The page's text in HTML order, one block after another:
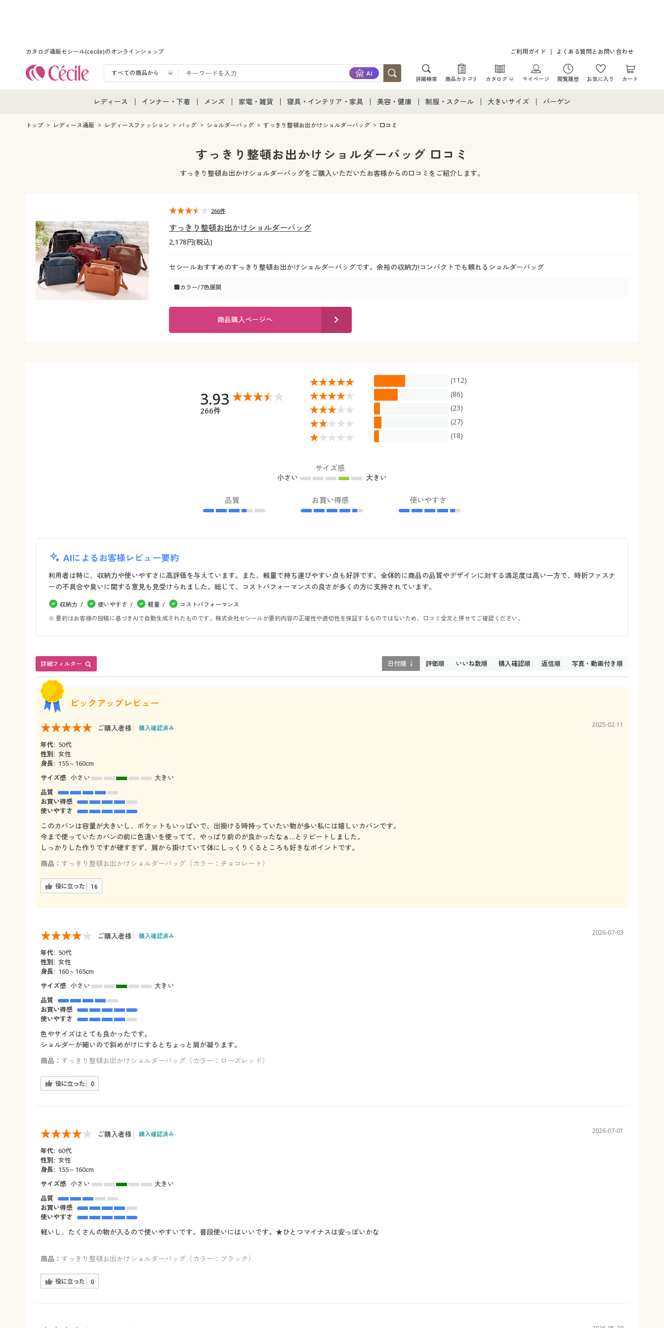
カタログ通販セシール(cecile)のオンラインショップ ご利用ガイド よくある質問とお問い合わせ
詳細検索 商品カテゴリ カタログ
カタログ・チラシからのご注文
マイページ 閲覧履歴 お気に入り カート
レディース
レディース通販すべて
インナー・下着
インナー・下着通販すべて
メンズ
メンズ通販すべて
メンズファッション
メンズ下着
家電・雑貨
家電・雑貨すべて
家電
キッチン・雑貨・日用品
寝具・インテリア・家具
寝具・インテリア・家具通販すべて
家具・収納
寝具・ベッド
美容・健康
美容・健康通販すべて
美容・健康・サプリメント
制服・スクール
制服・学生服
ジュニア・ティーンズ下着
大きいサイズ バーゲン
トップ レディース通販 レディースファッション バッグ ショルダーバッグ すっきり整頓お出かけショルダーバッグ 口コミ
すっきり整頓お出かけショルダーバッグ 口コミ
すっきり整頓お出かけショルダーバッグをご購入いただいたお客様からの口コミをご紹介します。
すっきり整頓お出かけショルダーバッグ
2,178円(税込)
セシールおすすめのすっきり整頓お出かけショルダーバッグです。余裕の収納力!コンパクトでも頼れるショルダーバッグ
■カラー/7色展開
266件
商品購入ページへ
3.93
266件
(112)
(86)
(23)
(27)
(18)
サイズ感
小さい 大きい
品質 お買い得感 使いやすさ
AIによるお客様レビュー要約
利用者は特に、収納力や使いやすさに高評価を与えています。また、軽量で持ち運びやすい点も好評です。全体的に商品の品質やデザインに対する満足度は高い一方で、時折ファスナ
ーの不具合や臭いに関する意見も見受けられました。総じて、コストパフォーマンスの良さが多くの方に支持されています。
収納力 使いやすさ 軽量
コストパフォーマンス
※ 要約はお客様の投稿に基づきAIで自動生成されたものです。株式会社セシールが要約内容の正確性や適切性を保証するものではないため、口コミ全文と併せてご確認ください。
詳細フィルター 日付順 ↓ 評価順 いいね数順 購入確認順 返信順 写真・動画付き順
ピックアップレビュー
ご購入者様 購入確認済み 2025-02-11
年代: 50代
性別: 女性
身長: 155～160cm
サイズ感 小さい
大きい
品質
お買い得感
使いやすさ
このカバンは容量が大きいし、ポケットもいっぱいで、出掛ける時持っていたい物が多い私には嬉しいカバンです。
今まで使っていたカバンの前に色違いを使ってて、やっぱり前のが良かったなぁ…とリピートしました。
しっかりした作りですが硬すぎず、肩から掛けていて体にしっくりくるところも好きなポイントです。
商品： すっきり整頓お出かけショルダーバッグ（カラー：チョコレート）
役に立った 16
ご購入者様 購入確認済み 2026-07-03
年代: 50代
性別: 女性
身長: 160～165cm
サイズ感 小さい
大きい
品質
お買い得感
使いやすさ
色やサイズはとても良かったです。
ショルダーが細いので斜めがけにするとちょっと肩が凝ります。
商品： すっきり整頓お出かけショルダーバッグ（カラー：ローズレッド）
役に立った 0
ご購入者様 購入確認済み 2026-07-01
年代: 60代
性別: 女性
身長: 155～160cm
サイズ感 小さい
大きい
品質
お買い得感
使いやすさ
軽いし、たくさんの物が入るので使いやすいです。普段使いにはいいです。★ひとつマイナスは安っぽいかな
商品： すっきり整頓お出かけショルダーバッグ（カラー：ブラック）
役に立った 0